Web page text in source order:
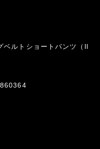
ベルトショートパンツ（ll